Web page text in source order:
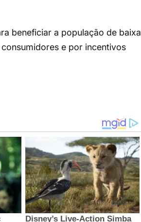
beneficiar a população de baixa
e por incentivos